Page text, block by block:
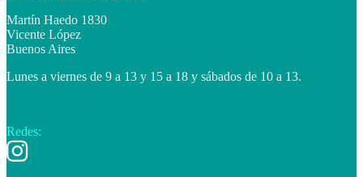
Martín Haedo 1830
Vicente López
Buenos Aires
Lunes a viernes de 9 a 13 y 15 a 18 y sábados de 10 a 13.
Redes: